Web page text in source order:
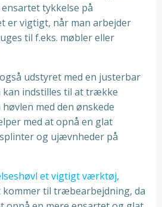
tykkelse på
er vigtigt, når man arbejder
til f.eks. møbler eller
udstyret med en justerbar
indstilles til at trække
med den ønskede
med at opnå en glat
og ujævnheder på
et vigtigt værktøj,
kommer til træbearbejdning, da